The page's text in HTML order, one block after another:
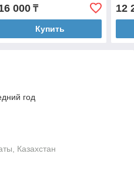
000₸
Купить
12
год
Казахстан